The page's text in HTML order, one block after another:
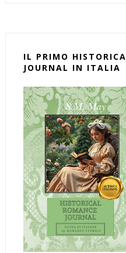
IL PRIMO
JOURNAL IN ITALIA